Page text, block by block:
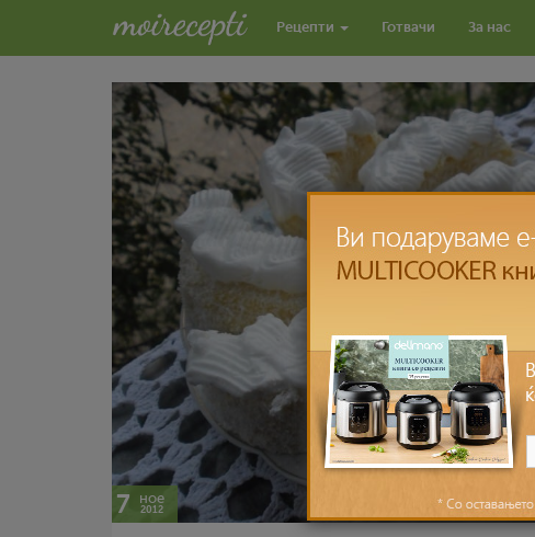
Рецепти Готвачи За нас
7 ное
2012